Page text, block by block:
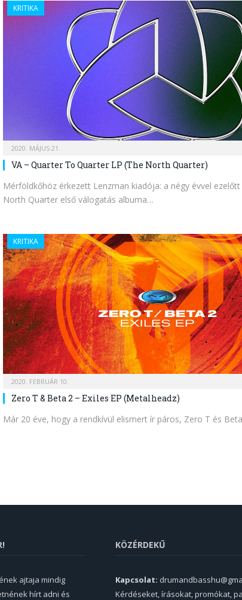
KRITIKA
2020. MÁJUS 21.
VA – Quarter To Quarter LP (The North Quarter)
Mérföldkőhöz érkezett Lenzman kiadója: a négy évvel
North Quarter első válogatás albuma…
KRITIKA
2020. FEBRUÁR 10.
Zero T & Beta 2 – Exiles EP (Metalheadz)
Már 20 éve, hogy a rendkívül elismert ír páros, Zero T és
ajtaja mindig
hírt adni és
KÖZÉRDEKŰ
Kapcsolat:
Kérdéseket, írásokat, promókat,